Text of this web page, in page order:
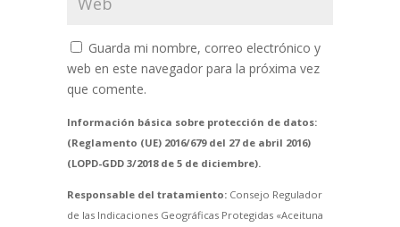
Guarda mi nombre, correo electrónico y
web en este navegador para la próxima vez
que comente.
Información básica sobre protección de datos:
(Reglamento (UE) 2016/679 del 27 de abril 2016)
(LOPD-GDD 3/2018 de 5 de diciembre).
Responsable del tratamiento:Consejo Regulador
de las Indicaciones Geográficas Protegidas «Aceituna